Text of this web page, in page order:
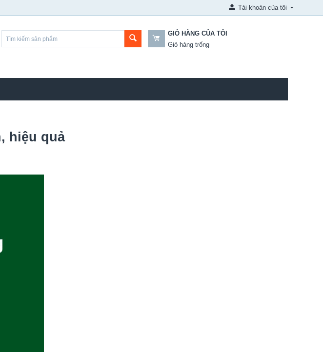
Tài khoản của tôi
GIỎ HÀNG CỦA TÔI
Giỏ hàng trống
hiệu quả